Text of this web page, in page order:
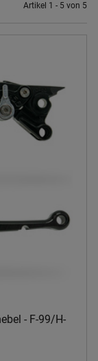
Artikel 1 - 5 von 5
- F-99/H-